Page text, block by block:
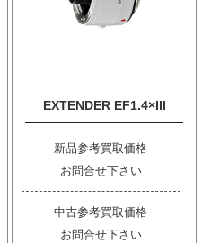
EXTENDER EF1.4×III
新品参考買取価格
お問合せ下さい
中古参考買取価格
お問合せ下さい